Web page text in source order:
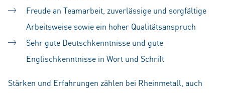
Freude an Teamarbeit, zuverlässige und sorgfältige
Arbeitsweise sowie ein hoher Qualitätsanspruch
Sehr gute Deutschkenntnisse und gute
Englischkenntnisse in Wort und Schrift
Stärken und Erfahrungen zählen bei Rheinmetall, auch